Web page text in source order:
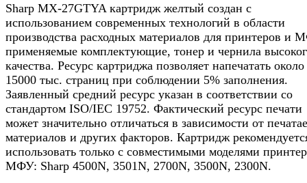
Sharp MX-27GTYA картридж желтый создан с
использованием современных технологий в области
производства расходных материалов для принтеров и
применяемые комплектующие, тонер и чернила
качества. Ресурс картриджа позволяет напечатать около
15000 тыс. страниц при соблюдении 5% заполнения.
Заявленный средний ресурс указан в соответствии со
стандартом ISO/IEC 19752. Фактический ресурс печати
может значительно отличаться в зависимости от
материалов и других факторов. Картридж
использовать только с совместимыми моделями
МФУ: Sharp 4500N, 3501N, 2700N, 3500N, 2300N.